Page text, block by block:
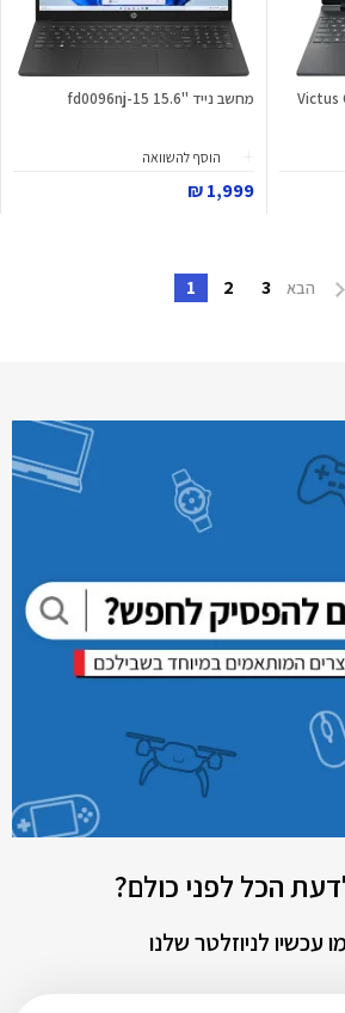
מחשב נייד "15.6 15-fd0096nj
הוסף להשוואה
1,999 ₪
הבא 3
2
1
הכל לפני כולם?
עכשיו לניוזלטר שלנו